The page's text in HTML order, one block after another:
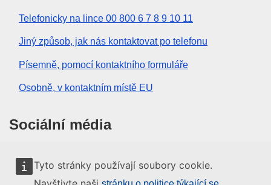
Tyto stránky používají soubory cookie.
Telefonicky na lince 00 800 6 7 8 9 10 11
Jiný způsob, jak nás kontaktovat po telefonu
Písemně, pomocí kontaktního formuláře
Osobně, v kontaktním místě EU
Sociální média
Vyhledávání informačních kanálů EU v sociálních
médiích